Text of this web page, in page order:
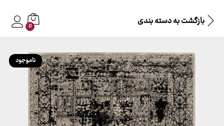
بازگشت بهدسته بندی 0
ناموجود